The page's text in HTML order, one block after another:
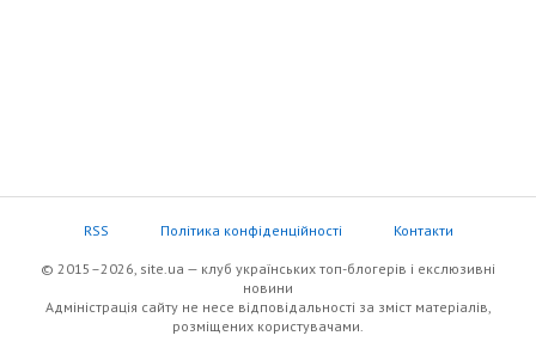
RSS Політика конфіденційності Контакти
© 2015–2026, site.ua — клуб українських топ-блогерів i екслюзивнi
новини
Адміністрація сайту не несе відповідальності за зміст матеріалів,
розміщених користувачами.